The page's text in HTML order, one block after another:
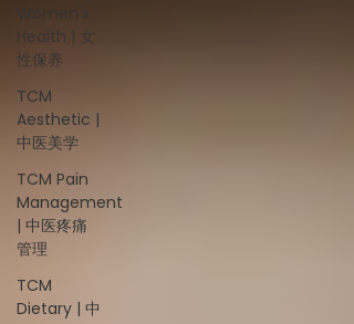
Women's
Health | 女
性保养
TCM
Aesthetic |
中医美学
TCM Pain
Management
| 中医疼痛
管理
TCM
Dietary | 中